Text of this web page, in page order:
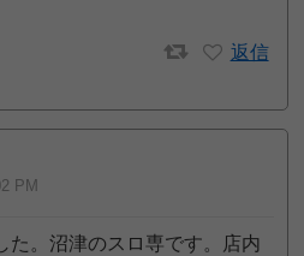
返信
PM
た。沼津のスロ専です。店内